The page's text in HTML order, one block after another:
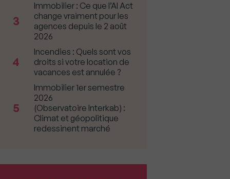
3
Immobilier : Ce que l’AI Act
change vraiment pour les
agences depuis le 2 août
2026
4
Incendies : Quels sont vos
droits si votre location de
vacances est annulée ?
5
Immobilier 1er semestre
2026
(Observatoire Interkab) :
Climat et géopolitique
redessinent marché